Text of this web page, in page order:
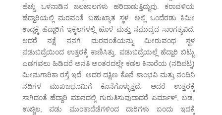
ಹೆಚ್ಚು ಒಳನಾಡಿನ ಜಲಜಾಲಗಳು ಹರಿದಾಡುತ್ತಿದ್ದುವು. ಕರಾವಳಿಯ
ಹೆದ್ದಾರಿಯಲ್ಲಿ ಮರವಂತೆ ಬಹುಖ್ಯಾತ ಸ್ಥಳ. ಅಲ್ಲಿ ಒಂದೆರಡು ಕಿಮೀ
ಉದ್ದಕ್ಕೆ ಹೆದ್ದಾರಿಗೆ ಇಕ್ಕೆಲಗಳಲ್ಲಿ ಹೊಳೆ ಮತ್ತು ಸಮುದ್ರದ ಸಾಂಗತ್ಯವಿದೆ.
ಆದರೆ ನಕ್ಷೆ ನನಗೆ ಮರವಂತೆಯನ್ನು ಮೀರುವಂಥ ಸ್ಥಳ
ಪಡುಬಿದ್ರೆಯಿಂದ ಉತ್ತರಕ್ಕೆ ಕಾಣಿಸಿತ್ತು. ಪಡುಬಿದ್ರೆಯಲ್ಲೆ ಹೆದ್ದಾರಿ ಬಿಟ್ಟು
ಎಡಗವಲು ಹಿಡಿದರೆ ಅನತಿ ಅಂತರದಲ್ಲೇ ಕಡಲ ಕಿನಾರೆಯ (ನದಿಪಟ್ನ)
ಮೀನುಗಾರಿಕಾ ರಸ್ತೆ ಇದೆ. ಅದರ ದಕ್ಷಿಣ ಕೊನೆ ಶಾಂಭವಿ ಮತ್ತು ನಂದಿನಿ
ನದಿಗಳ ಮುಖಜಭೂಮಿಗೆ ಕೊನೆಗೊಳ್ಳುತ್ತದೆ. ಆದರೆ ಉತ್ತರಕ್ಕೆ
ಸಾಗಿದಂತೆ ಹೆದ್ದಾರಿ ಮಾನದಲ್ಲಿ ಗುರುತಿಸುವುದಾದರೆ ಎರ್ಮಾಳ್, ಬಡ,
ಉಚ್ಚಿಲ, ಪಡು ಮುಂತಾದೆಡೆಗಳಿಂದ ದಾರಿಗಳು ಬಂದು ಇದಕ್ಕೆ